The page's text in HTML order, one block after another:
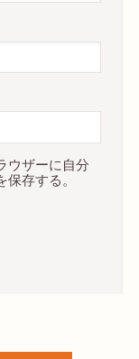
ウザーに自分
存する。